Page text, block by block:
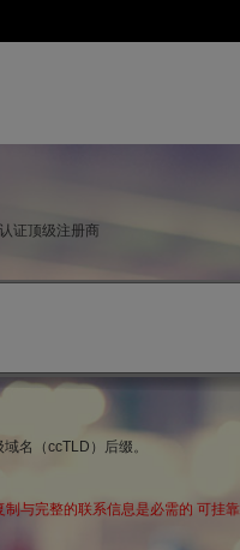
证顶级注册商
名（ccTLD）后缀。
制与完整的联系信息是必需的 可挂